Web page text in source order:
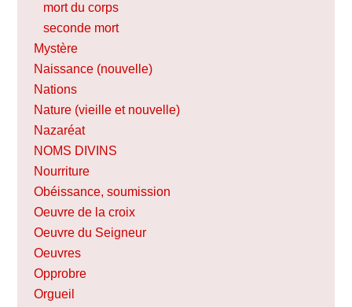
mort du corps
seconde mort
Mystère
Naissance (nouvelle)
Nations
Nature (vieille et nouvelle)
Nazaréat
NOMS DIVINS
Nourriture
Obéissance, soumission
Oeuvre de la croix
Oeuvre du Seigneur
Oeuvres
Opprobre
Orgueil